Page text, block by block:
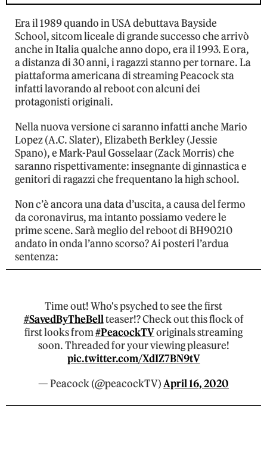
Era il 1989 quando in USA debuttava Bayside
School, sitcom liceale di grande successo che arrivò
anche in Italia qualche anno dopo, era il 1993. E ora,
a distanza di 30 anni, i ragazzi stanno per tornare. La
piattaforma americana di streaming Peacock sta
infatti lavorando al reboot con alcuni dei
protagonisti originali.
Nella nuova versione ci saranno infatti anche Mario
Lopez (A.C. Slater), Elizabeth Berkley (Jessie
Spano), e Mark-Paul Gosselaar (Zack Morris) che
saranno rispettivamente: insegnante di ginnastica e
genitori di ragazzi che frequentano la high school.
Non c’è ancora una data d’uscita, a causa del fermo
da coronavirus, ma intanto possiamo vedere le
prime scene. Sarà meglio del reboot di BH90210
andato in onda l’anno scorso? Ai posteri l’ardua
sentenza:
Time out! Who's psyched to see the first
#SavedByTheBellteaser!? Check out this flock of
first looks from#PeacockTVoriginals streaming
soon. Threaded for your viewing pleasure!
pic.twitter.com/XdIZ7BN9tV
— Peacock (@peacockTV)April 16, 2020